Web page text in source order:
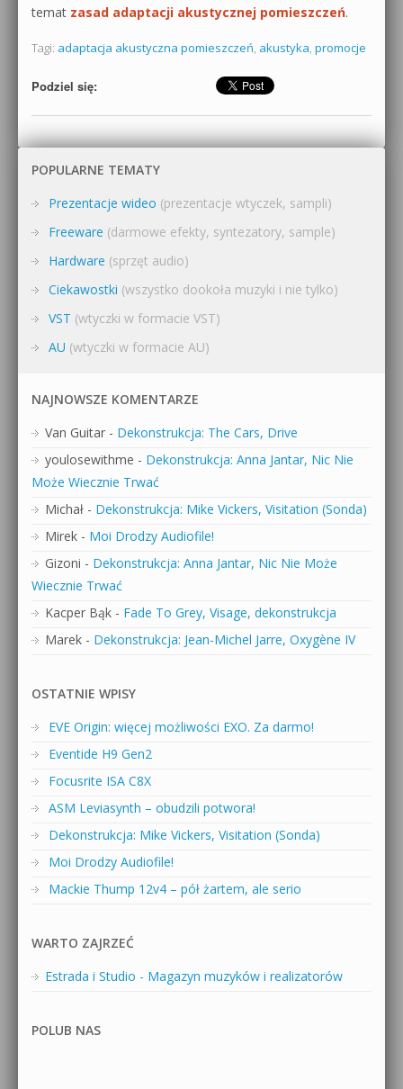
temat zasad adaptacji akustycznej pomieszczeń.
Tagi: adaptacja akustyczna pomieszczeń, akustyka, promocje
Podziel się:
POPULARNE TEMATY
Prezentacje wideo (prezentacje wtyczek, sampli)
Freeware (darmowe efekty, syntezatory, sample)
Hardware (sprzęt audio)
Ciekawostki (wszystko dookoła muzyki i nie tylko)
VST (wtyczki w formacie VST)
AU (wtyczki w formacie AU)
NAJNOWSZE KOMENTARZE
Van Guitar - Dekonstrukcja: The Cars, Drive
youlosewithme - Dekonstrukcja: Anna Jantar, Nic Nie
Może Wiecznie Trwać
Michał - Dekonstrukcja: Mike Vickers, Visitation (Sonda)
Mirek - Moi Drodzy Audiofile!
Gizoni - Dekonstrukcja: Anna Jantar, Nic Nie Może
Wiecznie Trwać
Kacper Bąk - Fade To Grey, Visage, dekonstrukcja
Marek - Dekonstrukcja: Jean-Michel Jarre, Oxygène IV
OSTATNIE WPISY
EVE Origin: więcej możliwości EXO. Za darmo!
Eventide H9 Gen2
Focusrite ISA C8X
ASM Leviasynth – obudzili potwora!
Dekonstrukcja: Mike Vickers, Visitation (Sonda)
Moi Drodzy Audiofile!
Mackie Thump 12v4 – pół żartem, ale serio
WARTO ZAJRZEĆ
Estrada i Studio - Magazyn muzyków i realizatorów
POLUB NAS